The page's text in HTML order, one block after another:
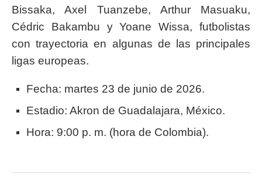
Bissaka, Axel Tuanzebe, Arthur Masuaku,
Cédric Bakambu y Yoane Wissa, futbolistas
con trayectoria en algunas de las principales
ligas europeas.
Fecha: martes 23 de junio de 2026.
Estadio: Akron de Guadalajara, México.
Hora: 9:00 p. m. (hora de Colombia).